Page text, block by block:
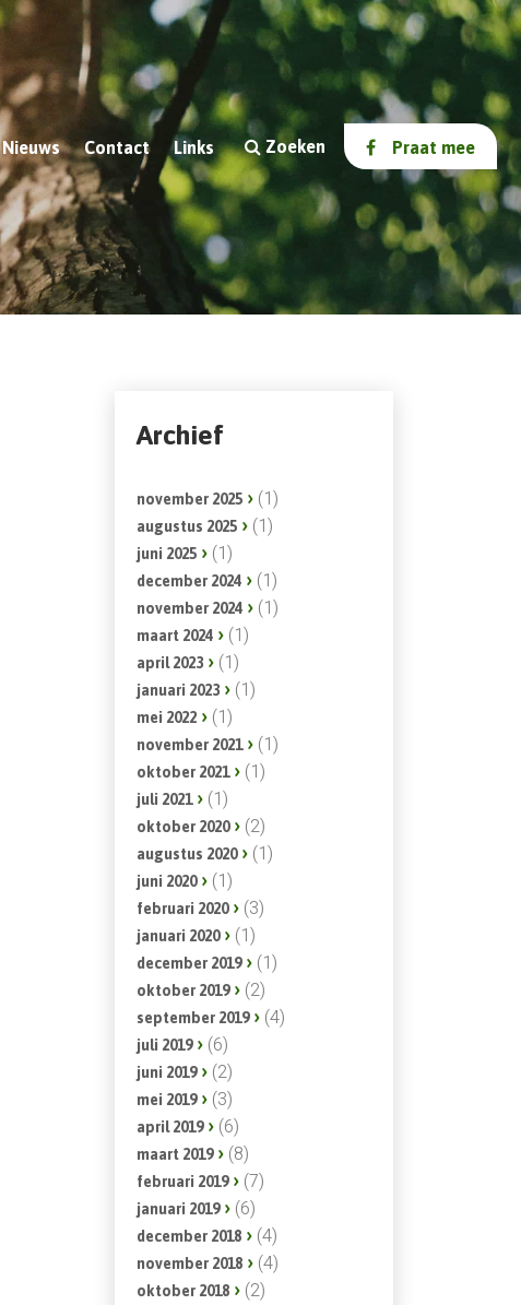
Nieuws Contact Links Zoeken Praat mee
Archief
november 2025 (1)
augustus 2025 (1)
juni 2025 (1)
december 2024 (1)
november 2024 (1)
maart 2024 (1)
april 2023 (1)
januari 2023 (1)
mei 2022 (1)
november 2021 (1)
oktober 2021 (1)
juli 2021 (1)
oktober 2020 (2)
augustus 2020 (1)
juni 2020 (1)
februari 2020 (3)
januari 2020 (1)
december 2019 (1)
oktober 2019 (2)
september 2019 (4)
juli 2019 (6)
juni 2019 (2)
mei 2019 (3)
april 2019 (6)
maart 2019 (8)
februari 2019 (7)
januari 2019 (6)
december 2018 (4)
november 2018 (4)
oktober 2018 (2)